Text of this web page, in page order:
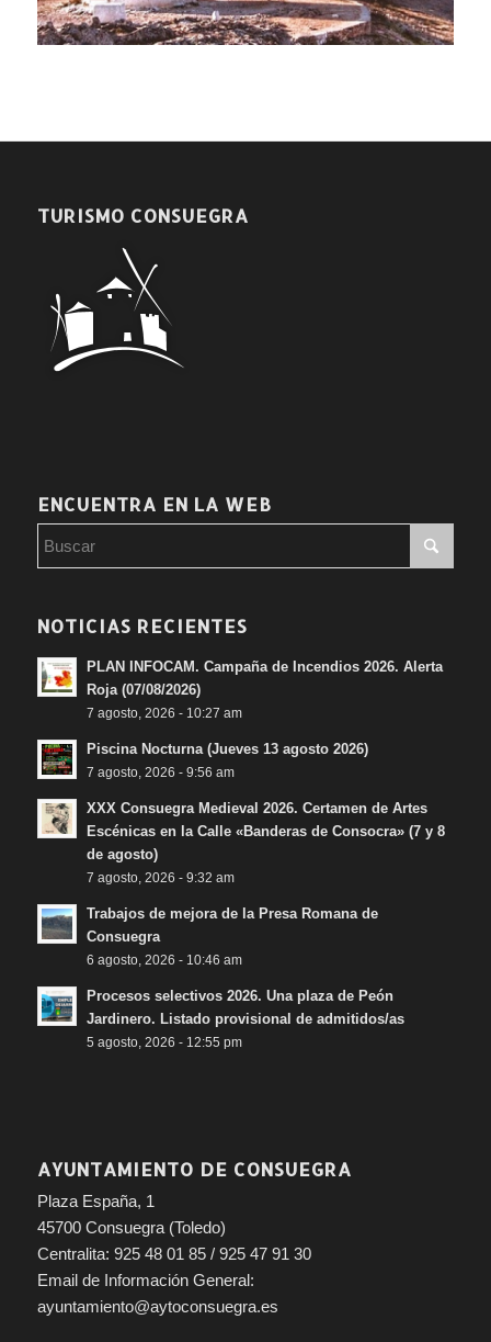
TURISMO CONSUEGRA
ENCUENTRA EN LA WEB
NOTICIAS RECIENTES
PLAN INFOCAM. Campaña de Incendios 2026. Alerta
Roja (07/08/2026)
7 agosto, 2026 - 10:27 am
Piscina Nocturna (Jueves 13 agosto 2026)
7 agosto, 2026 - 9:56 am
XXX Consuegra Medieval 2026. Certamen de Artes
Escénicas en la Calle «Banderas de Consocra» (7 y 8
de agosto)
7 agosto, 2026 - 9:32 am
Trabajos de mejora de la Presa Romana de
Consuegra
6 agosto, 2026 - 10:46 am
Procesos selectivos 2026. Una plaza de Peón
Jardinero. Listado provisional de admitidos/as
5 agosto, 2026 - 12:55 pm
AYUNTAMIENTO DE CONSUEGRA
Plaza España, 1
45700 Consuegra (Toledo)
Centralita: 925 48 01 85 / 925 47 91 30
Email de Información General:
ayuntamiento@aytoconsuegra.es